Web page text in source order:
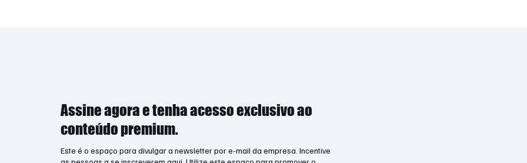
Assine agora e tenha acesso exclusivo ao
conteúdo premium.
Este é o espaço para divulgar a newsletter por e-mail da empresa. Incentive